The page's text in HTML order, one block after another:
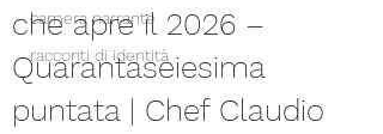
camera narrante
racconti di identità
che apre il 2026 –
Quarantaseiesima
puntata | Chef Claudio